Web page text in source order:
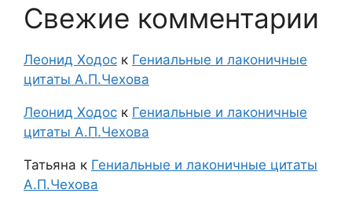
Свежие комментарии
Леонид Ходос к Гениальные и лаконичные
цитаты А.П.Чехова
Леонид Ходос к Гениальные и лаконичные
цитаты А.П.Чехова
Татьяна к Гениальные и лаконичные цитаты
А.П.Чехова